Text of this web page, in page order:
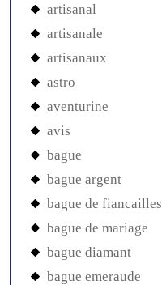
artisanal
artisanale
artisanaux
astro
aventurine
avis
bague
bague argent
bague de fiancailles
bague de mariage
bague diamant
bague emeraude